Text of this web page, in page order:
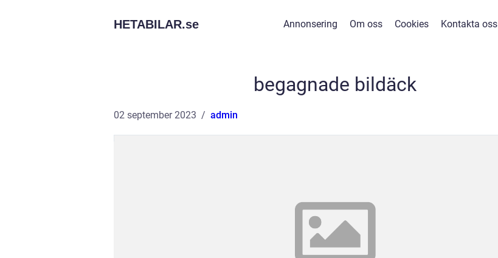
HETABILAR.se Annonsering Om oss Cookies Kontakta oss
begagnade bildäck
02 september 2023 admin